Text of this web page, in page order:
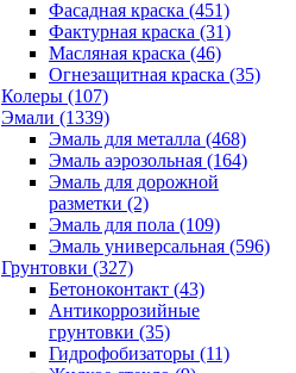
Фасадная краска (451)
Фактурная краска (31)
Масляная краска (46)
Огнезащитная краска (35)
Колеры (107)
Эмали (1339)
Эмаль для металла (468)
Эмаль аэрозольная (164)
Эмаль для дорожной
разметки (2)
Эмаль для пола (109)
Эмаль универсальная (596)
Грунтовки (327)
Бетоноконтакт (43)
Антикоррозийные
грунтовки (35)
Гидрофобизаторы (11)